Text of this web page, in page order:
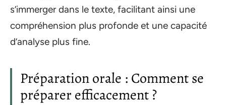
s’immerger dans le texte, facilitant ainsi une
compréhension plus profonde et une capacité
d’analyse plus fine.
Préparation orale : Comment se
préparer efficacement ?